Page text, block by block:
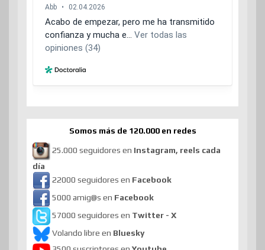
Somos más de 120.000 en redes
25.000 seguidores en Instagram, reels cada
día
22000 seguidores en Facebook
5000 amig@s en Facebook
57000 seguidores en Twitter - X
Volando libre en Bluesky